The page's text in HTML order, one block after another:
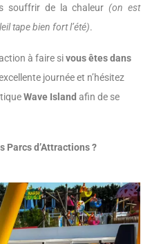
souffrir de la chaleur(on est
tape bien fort l’été).
à faire sivous êtes dans
journée et n’hésitez
Wave Island afin de se
Parcs d’Attractions ?